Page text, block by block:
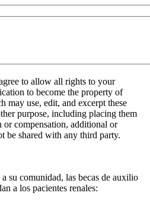
to allow all rights to your
to become the property of
use, edit, and excerpt these
purpose, including placing them
compensation, additional or
be shared with any third party.
su comunidad, las becas de auxilio
a los pacientes renales: